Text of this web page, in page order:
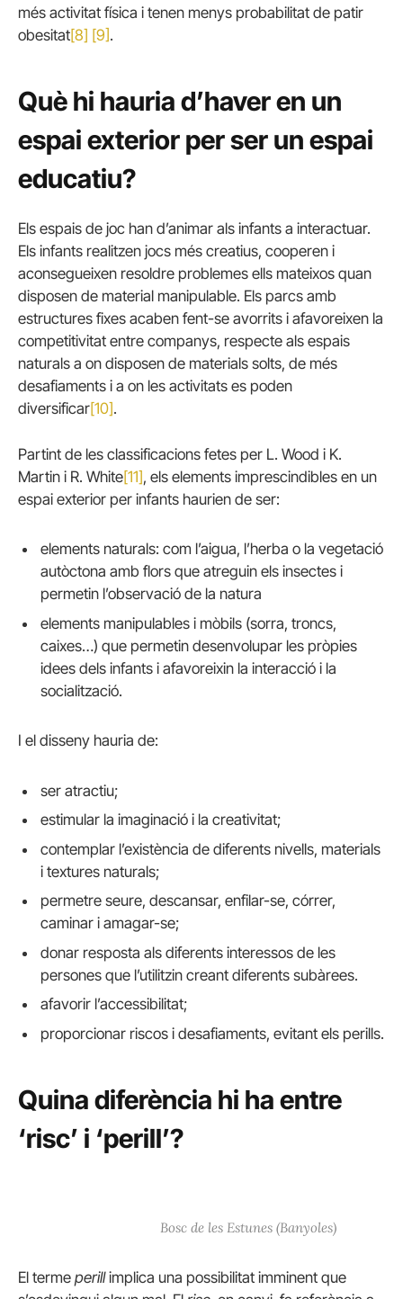
més activitat física i tenen menys probabilitat de patir
obesitat[8] [9].
Què hi hauria d’haver en un
espai exterior per ser un espai
educatiu?
Els espais de joc han d’animar als infants a interactuar.
Els infants realitzen jocs més creatius, cooperen i
aconsegueixen resoldre problemes ells mateixos quan
disposen de material manipulable. Els parcs amb
estructures fixes acaben fent-se avorrits i afavoreixen la
competitivitat entre companys, respecte als espais
naturals a on disposen de materials solts, de més
desafiaments i a on les activitats es poden
diversificar[10].
Partint de les classificacions fetes per L. Wood i K.
Martin i R. White[11], els elements imprescindibles en un
espai exterior per infants haurien de ser:
elements naturals: com l’aigua, l’herba o la vegetació
autòctona amb flors que atreguin els insectes i
permetin l’observació de la natura
elements manipulables i mòbils (sorra, troncs,
caixes…) que permetin desenvolupar les pròpies
idees dels infants i afavoreixin la interacció i la
socialització.
I el disseny hauria de:
ser atractiu;
estimular la imaginació i la creativitat;
contemplar l’existència de diferents nivells, materials
i textures naturals;
permetre seure, descansar, enfilar-se, córrer,
caminar i amagar-se;
donar resposta als diferents interessos de les
persones que l’utilitzin creant diferents subàrees.
afavorir l’accessibilitat;
proporcionar riscos i desafiaments, evitant els perills.
Quina diferència hi ha entre
‘risc’ i ‘perill’?
Bosc de les Estunes (Banyoles)
El terme perillimplica una possibilitat imminent que